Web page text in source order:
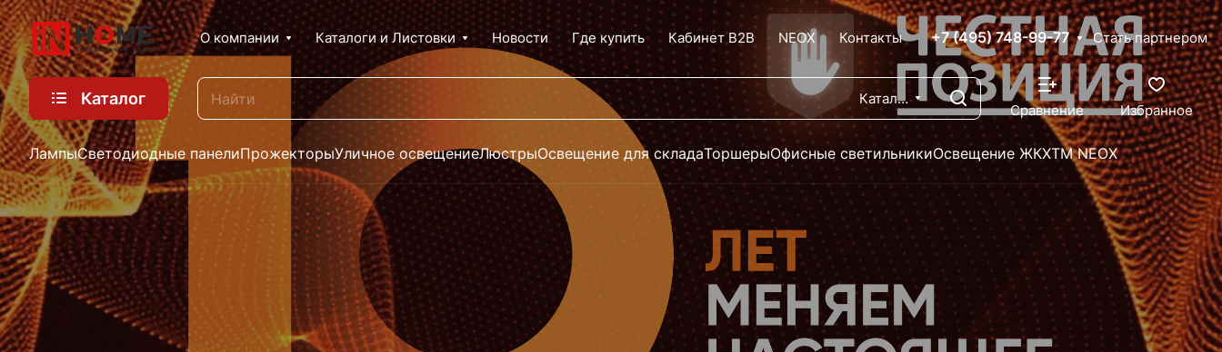
О компании Каталоги и Листовки Новости Где купить Кабинет B2B NEOX Контакты +7 (495) 748-99-77 Стать партнером
Каталог Каталог
Сравнение Избранное
ЛампыСветодиодные панелиПрожекторыУличное освещениеЛюстрыОсвещение для складаТоршерыОфисные светильникиОсвещение ЖКХTM NEOX